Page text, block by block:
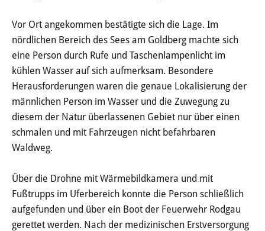
Vor Ort angekommen bestätigte sich die Lage. Im
nördlichen Bereich des Sees am Goldberg machte sich
eine Person durch Rufe und Taschenlampenlicht im
kühlen Wasser auf sich aufmerksam. Besondere
Herausforderungen waren die genaue Lokalisierung der
männlichen Person im Wasser und die Zuwegung zu
diesem der Natur überlassenen Gebiet nur über einen
schmalen und mit Fahrzeugen nicht befahrbaren
Waldweg.
Über die Drohne mit Wärmebildkamera und mit
Fußtrupps im Uferbereich konnte die Person schließlich
aufgefunden und über ein Boot der Feuerwehr Rodgau
gerettet werden. Nach der medizinischen Erstversorgung
Aktuelle Meldungen
Detail
Öffentliche Bekanntmachungen
Offenlagen
Videos & Podcasts
Stadtplan